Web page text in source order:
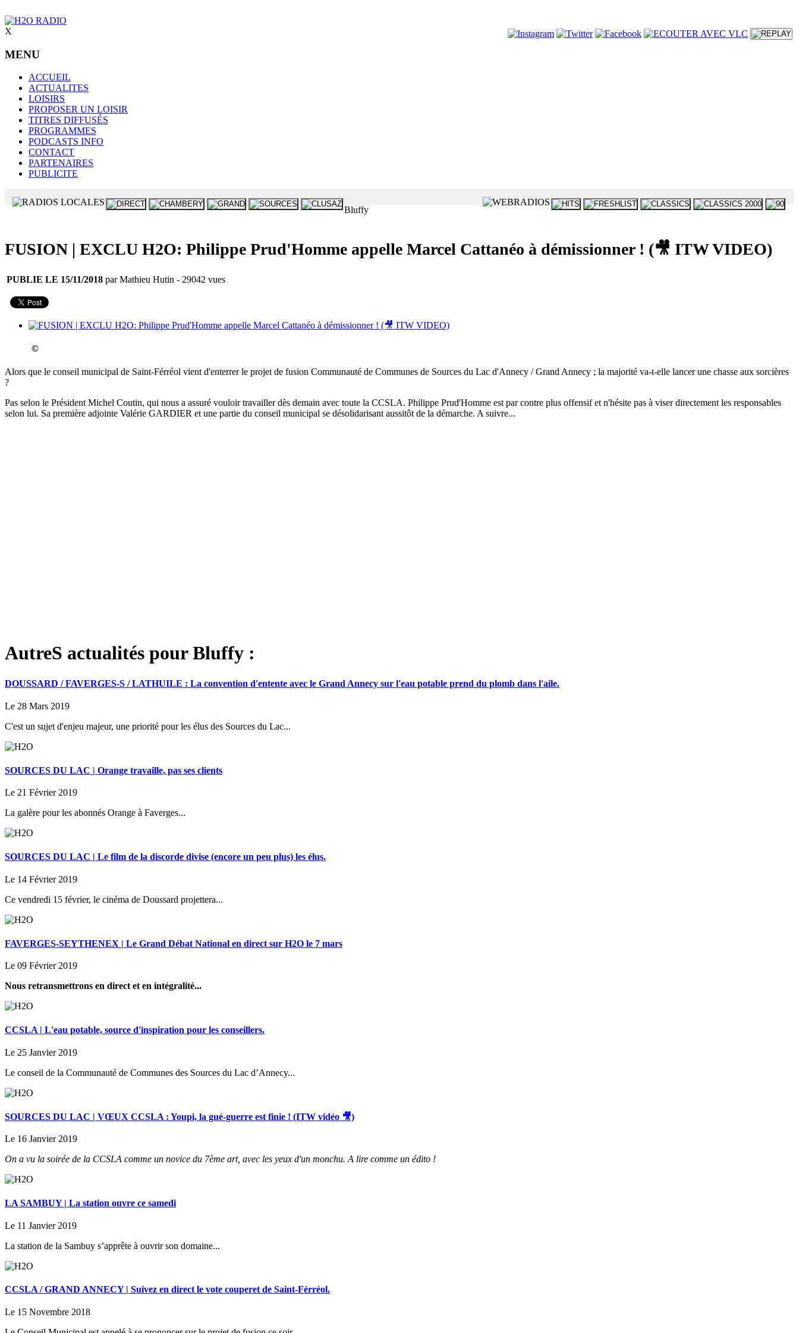
X
MENU
ACCUEIL
ACTUALITES
LOISIRS
PROPOSER UN LOISIR
TITRES DIFFUSÉS
PROGRAMMES
PODCASTS INFO
CONTACT
PARTENAIRES
PUBLICITE
Bluffy
FUSION | EXCLU H2O: Philippe Prud'Homme appelle Marcel Cattanéo à démissionner ! (🎥 ITW VIDEO)
PUBLIE LE 15/11/2018 par Mathieu Hutin - 29042 vues
©
Alors que le conseil municipal de Saint-Férréol vient d'enterrer le projet de fusion Communauté de Communes de Sources du Lac d'Annecy / Grand Annecy ; la majorité va-t-elle lancer une chasse aux sorcières
?
Pas selon le Président Michel Coutin, qui nous a assuré vouloir travailler dès demain avec toute la CCSLA. Philippe Prud'Homme est par contre plus offensif et n'hésite pas à viser directement les responsables
selon lui. Sa première adjointe Valérie GARDIER et une partie du conseil municipal se désolidarisant aussitôt de la démarche. A suivre...
AutreS actualités pour Bluffy :
DOUSSARD / FAVERGES-S / LATHUILE : La convention d'entente avec le Grand Annecy sur l'eau potable prend du plomb dans l'aile.
Le 28 Mars 2019
C'est un sujet d'enjeu majeur, une priorité pour les élus des Sources du Lac...
SOURCES DU LAC | Orange travaille, pas ses clients
Le 21 Février 2019
La galère pour les abonnés Orange à Faverges...
SOURCES DU LAC | Le film de la discorde divise (encore un peu plus) les élus.
Le 14 Février 2019
Ce vendredi 15 février, le cinéma de Doussard projettera...
FAVERGES-SEYTHENEX | Le Grand Débat National en direct sur H2O le 7 mars
Le 09 Février 2019
Nous retransmettrons en direct et en intégralité...
CCSLA | L'eau potable, source d'inspiration pour les conseillers.
Le 25 Janvier 2019
Le conseil de la Communauté de Communes des Sources du Lac d’Annecy...
SOURCES DU LAC | VŒUX CCSLA : Youpi, la gué-guerre est finie ! (ITW vidéo 🎥)
Le 16 Janvier 2019
On a vu la soirée de la CCSLA comme un novice du 7ème art, avec les yeux d'un monchu. A lire comme un édito !
LA SAMBUY | La station ouvre ce samedi
Le 11 Janvier 2019
La station de la Sambuy s’apprête à ouvrir son domaine...
CCSLA / GRAND ANNECY | Suivez en direct le vote couperet de Saint-Férréol.
Le 15 Novembre 2018